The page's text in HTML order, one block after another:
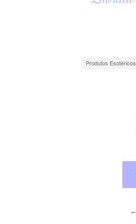
Produtos Esotéricos